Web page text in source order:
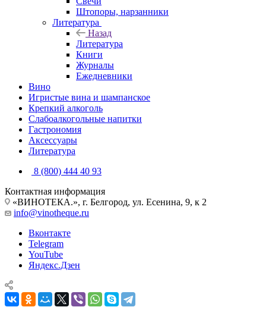
Штопоры, нарзанники
Литература
Назад
Литература
Книги
Журналы
Ежедневники
Вино
Игристые вина и шампанское
Крепкий алкоголь
Слабоалкогольные напитки
Гастрономия
Аксессуары
Литература
8 (800) 444 40 93
Контактная информация
«ВИНОТЕКА.», г. Белгород, ул. Есенина, 9, к 2
info@vinotheque.ru
Вконтакте
Telegram
YouTube
Яндекс.Дзен